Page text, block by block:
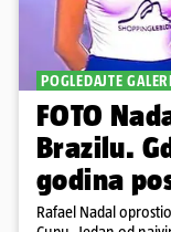
POGLEDAJTE
FOTO
Brazilu.
godina
Rafael Nadal